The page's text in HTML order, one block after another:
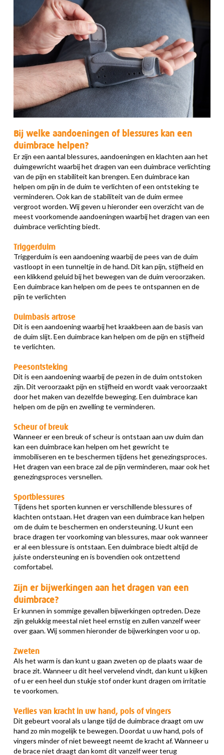
Bij welke aandoeningen of blessures kan een
duimbrace helpen?
Er zijn een aantal blessures, aandoeningen en klachten aan het
duimgewricht waarbij het dragen van een duimbrace verlichting
van de pijn en stabiliteit kan brengen. Een duimbrace kan
helpen om pijn in de duim te verlichten of een ontsteking te
verminderen. Ook kan de stabiliteit van de duim ermee
vergroot worden. Wij geven u hieronder een overzicht van de
meest voorkomende aandoeningen waarbij het dragen van een
duimbrace verlichting biedt.
Triggerduim
Triggerduim is een aandoening waarbij de pees van de duim
vastloopt in een tunneltje in de hand. Dit kan pijn, stijfheid en
een klikkend geluid bij het bewegen van de duim veroorzaken.
Een duimbrace kan helpen om de pees te ontspannen en de
pijn te verlichten
Duimbasis artrose
Dit is een aandoening waarbij het kraakbeen aan de basis van
de duim slijt. Een duimbrace kan helpen om de pijn en stijfheid
te verlichten.
Peesontsteking
Dit is een aandoening waarbij de pezen in de duim ontstoken
zijn. Dit veroorzaakt pijn en stijfheid en wordt vaak veroorzaakt
door het maken van dezelfde beweging. Een duimbrace kan
helpen om de pijn en zwelling te verminderen.
Scheur of breuk
Wanneer er een breuk of scheur is ontstaan aan uw duim dan
kan een duimbrace kan helpen om het gewricht te
immobiliseren en te beschermen tijdens het genezingsproces.
Het dragen van een brace zal de pijn verminderen, maar ook het
genezingsproces versnellen.
Sportblessures
Tijdens het sporten kunnen er verschillende blessures of
klachten ontstaan. Het dragen van een duimbrace kan helpen
om de duim te beschermen en ondersteuning. U kunt een
brace dragen ter voorkoming van blessures, maar ook wanneer
er al een blessure is ontstaan. Een duimbrace biedt altijd de
juiste ondersteuning en is bovendien ook ontzettend
comfortabel.
Zijn er bijwerkingen aan het dragen van een
duimbrace?
Er kunnen in sommige gevallen bijwerkingen optreden. Deze
zijn gelukkig meestal niet heel ernstig en zullen vanzelf weer
over gaan. Wij sommen hieronder de bijwerkingen voor u op.
Zweten
Als het warm is dan kunt u gaan zweten op de plaats waar de
brace zit. Wanneer u dit heel vervelend vindt, dan kunt u kijken
of u er een heel dun stukje stof onder kunt dragen om irritatie
te voorkomen.
Verlies van kracht in uw hand, pols of vingers
Dit gebeurt vooral als u lange tijd de duimbrace draagt om uw
hand zo min mogelijk te bewegen. Doordat u uw hand, pols of
vingers minder of niet beweegt neemt de kracht af. Wanneer u
de brace niet draagt dan komt dit vanzelf weer terug